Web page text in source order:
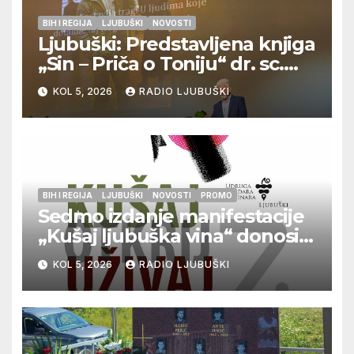
BIH I REGIJA LJUBUŠKI NOVOSTI
Ljubuški: Predstavljena knjiga
„Sin – Priča o Toniju“ dr. sc.
Zdenka Hercega
KOL 5, 2026 RADIO LJUBUŠKI
BIH I REGIJA LJUBUŠKI NOVOSTI PROMO
Sedmo izdanje manifestacije
„Kušaj ljubuška vina“ donosi
vrhunska vina, gastronomiju i
glazbu
KOL 5, 2026 RADIO LJUBUŠKI